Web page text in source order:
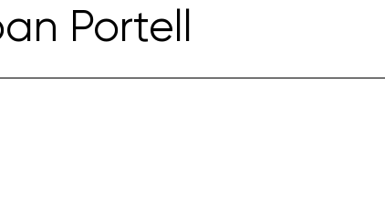
Portell